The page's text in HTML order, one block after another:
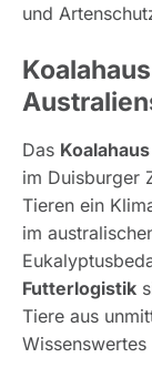
und
Das Koalahaus
im Duisburger
Tieren ein
im
Futterlogistik
Tiere aus